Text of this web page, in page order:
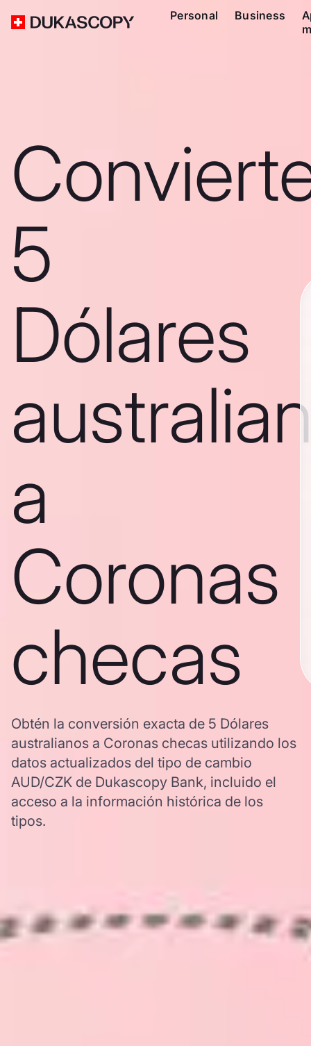
Personal Business
5
Dólares
a
Coronas
checas
Obtén la conversión exacta de 5 Dólares
australianos a Coronas checas utilizando los
datos actualizados del tipo de cambio
AUD/CZK de Dukascopy Bank, incluido el
acceso a la información histórica de los
tipos.